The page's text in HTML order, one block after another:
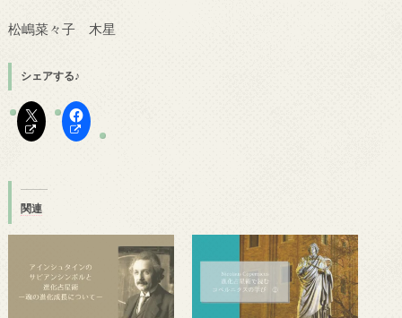
松嶋菜々子 木星
シェアする♪
関連